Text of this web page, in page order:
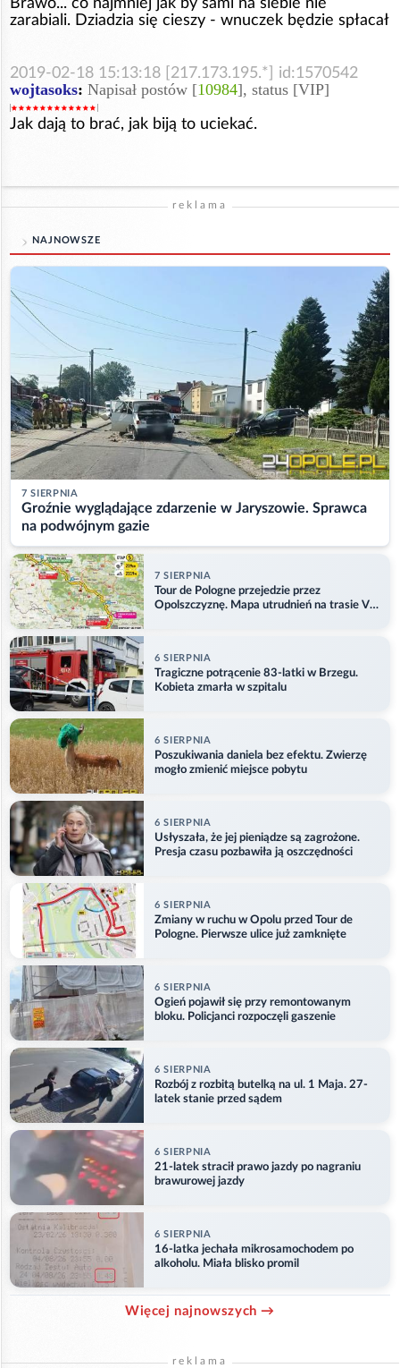
zarabiali. Dziadzia się cieszy - wnuczek będzie spłacał
2019-02-18 15:13:18 [217.173.195.*] id:1570542
wojtasoks: Napisał postów [10984], status [VIP]
Jak dają to brać, jak biją to uciekać.
reklama
NAJNOWSZE
7 SIERPNIA
Groźnie wyglądające zdarzenie w Jaryszowie. Sprawca
na podwójnym gazie
7 SIERPNIA
Tour de Pologne przejedzie przez
Opolszczyznę. Mapa utrudnień na trasie V
6 SIERPNIA
Tragiczne potrącenie 83-latki w Brzegu.
Kobieta zmarła w szpitalu
6 SIERPNIA
Poszukiwania daniela bez efektu. Zwierzę
mogło zmienić miejsce pobytu
6 SIERPNIA
Usłyszała, że jej pieniądze są zagrożone.
Presja czasu pozbawiła ją oszczędności
6 SIERPNIA
Zmiany w ruchu w Opolu przed Tour de
Pologne. Pierwsze ulice już zamknięte
6 SIERPNIA
Ogień pojawił się przy remontowanym
bloku. Policjanci rozpoczęli gaszenie
6 SIERPNIA
Rozbój z rozbitą butelką na ul. 1 Maja. 27-
latek stanie przed sądem
6 SIERPNIA
21-latek stracił prawo jazdy po nagraniu
brawurowej jazdy
6 SIERPNIA
16-latka jechała mikrosamochodem po
alkoholu. Miała blisko promil
Więcej najnowszych →
reklama